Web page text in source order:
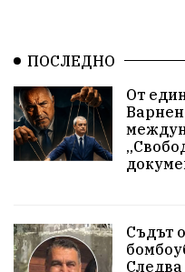
едрогабаритни
Културни и спортни
Безводие пожари
Училища Лична
ПОСЛЕДНО
От
Съдът